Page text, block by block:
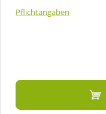
Pflichtangaben